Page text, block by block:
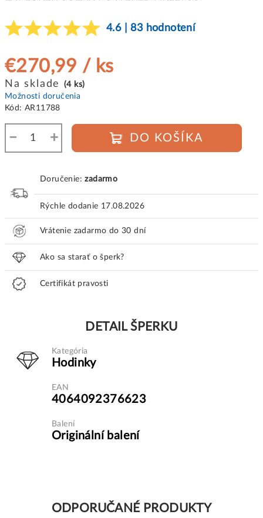
4.6 | 83 hodnotení
€270,99 / ks
Jednotková
cena:
Na sklade
(4 ks)
Možnosti doručenia
Kód: AR11788
+
− DO KOŠÍKA
Doručenie:zadarmo
Rýchle dodanie 17.08.2026
Vrátenie zadarmo do 30 dní
Ako sa starať o šperk?
Certifikát pravosti
DETAIL ŠPERKU
Kategória
Hodinky
EAN
4064092376623
Balení
Originální balení
ODPORUČANÉ PRODUKTY